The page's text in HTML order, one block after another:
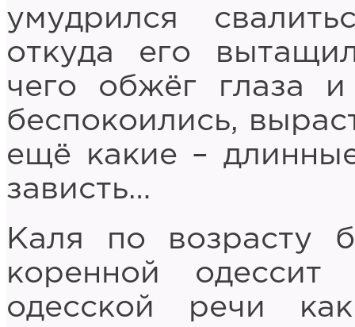
умудрился
откуда его
чего обжёг глаза
беспокоились,
ещё какие –
зависть…
Каля по возрасту
коренной
одесской речи